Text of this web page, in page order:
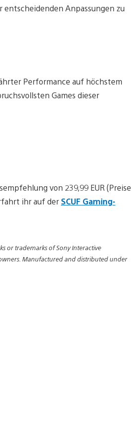
Anpassungen zu
Performance auf höchstem
Games dieser
von 239,99 EUR (Preise
ihr auf der SCUF Gaming-
or trademarks of Sony Interactive
Manufactured and distributed under